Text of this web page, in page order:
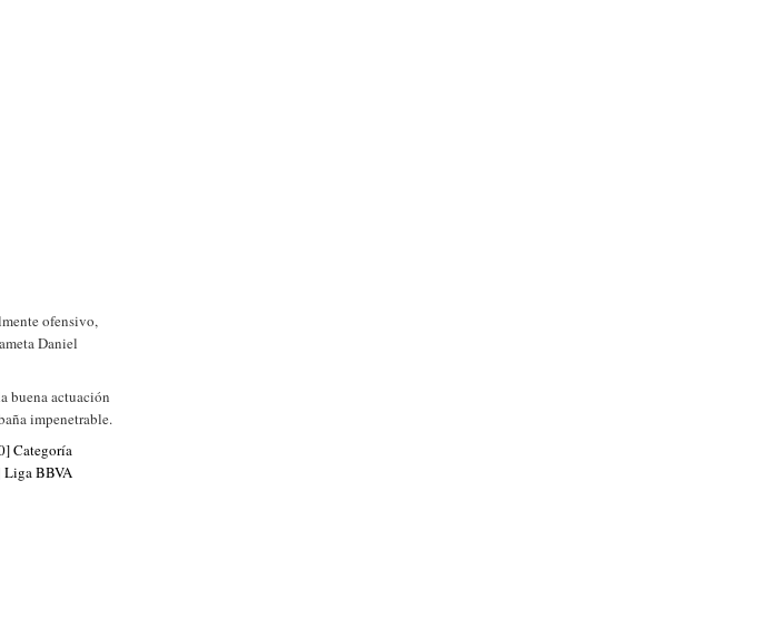
ofensivo,
Daniel
buena actuación
impenetrable.